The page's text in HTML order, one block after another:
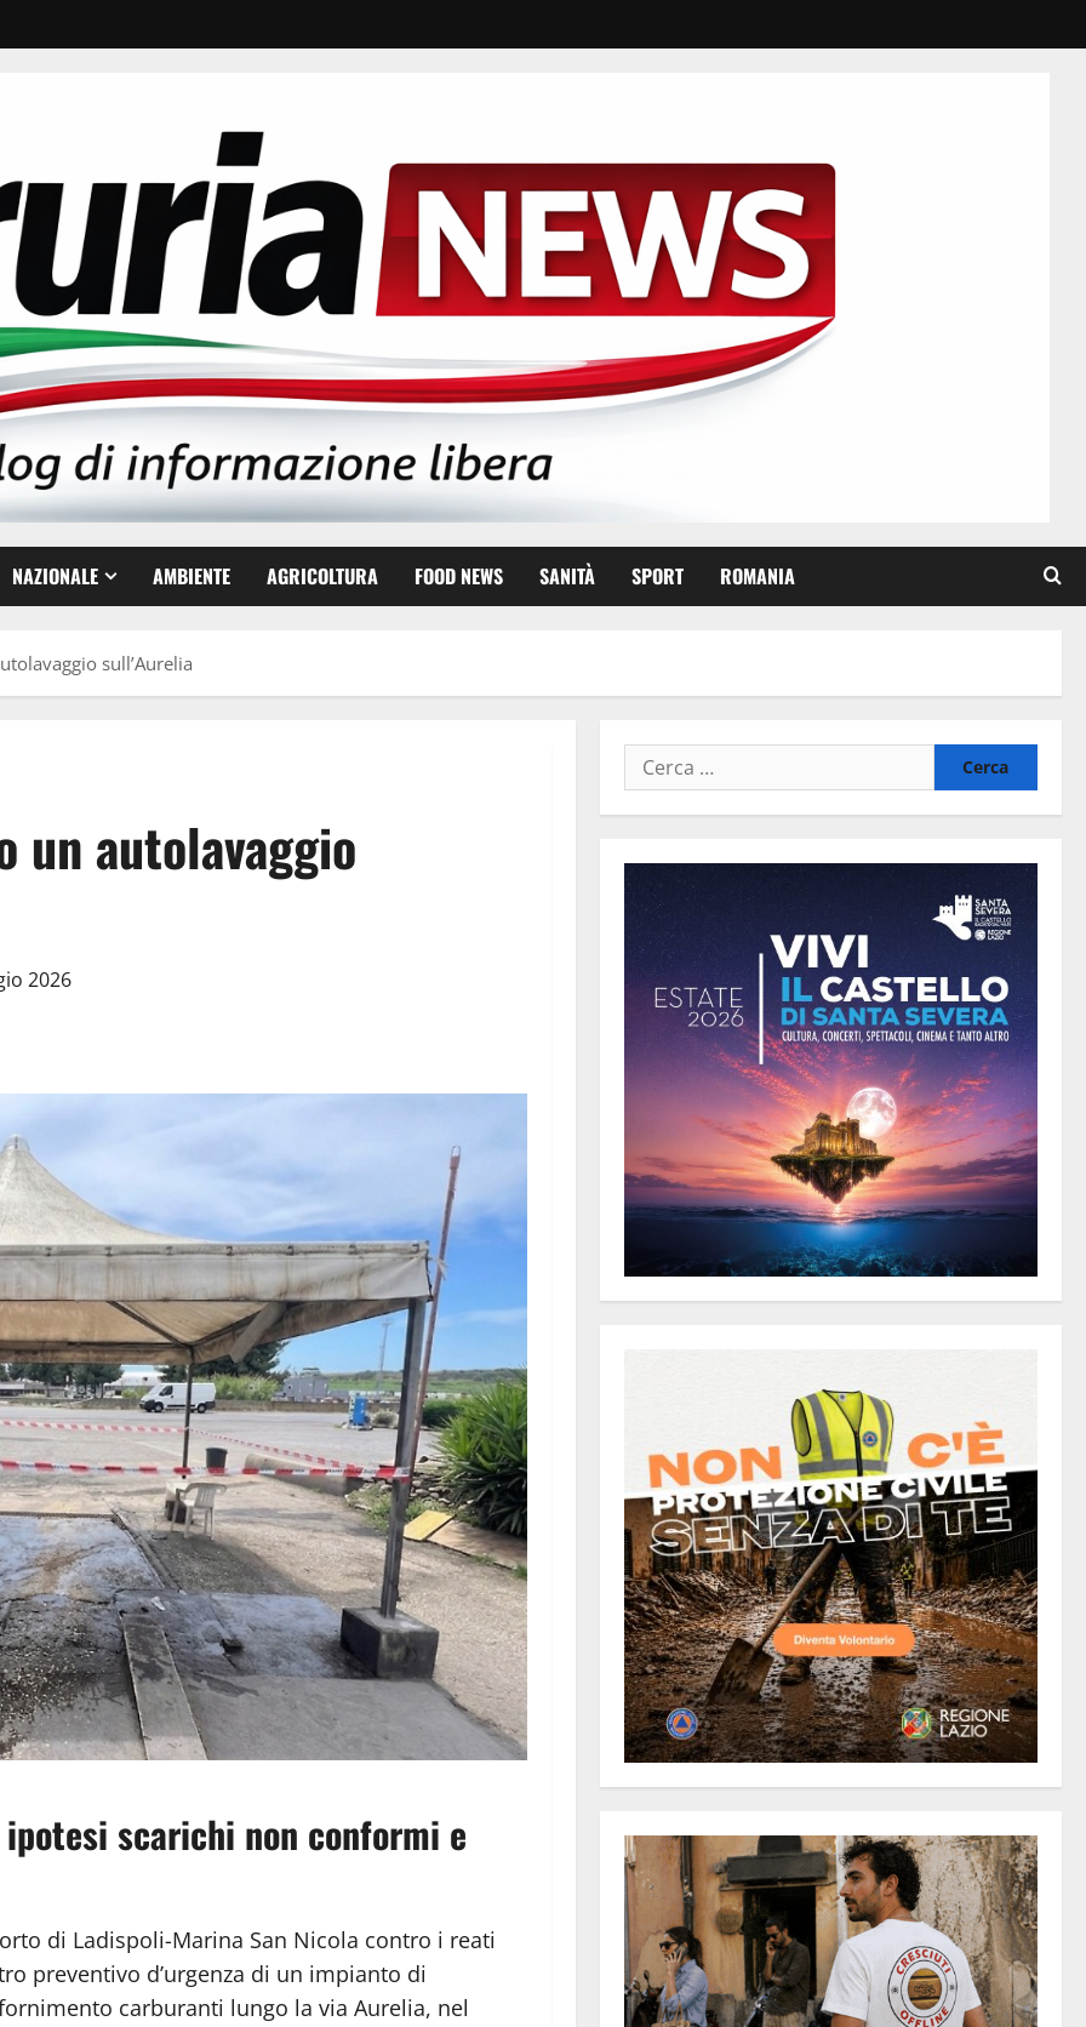
NAZIONALE AMBIENTE AGRICOLTURA FOOD NEWS SANITÀ SPORT ROMANIA
sull’Aurelia
un autolavaggio
2026
scarichi non conformi e
di Ladispoli-Marina San Nicola contro i reati
preventivo d’urgenza di un impianto di
carburanti lungo la via Aurelia, nel
Ricerca
per: